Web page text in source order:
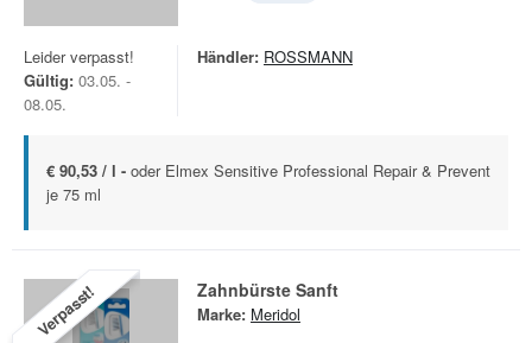
Leider verpasst!
Gültig: 03.05. -
08.05.
Händler: ROSSMANN
€ 90,53 / l - oder Elmex Sensitive Professional Repair & Prevent
je 75 ml
Verpasst! Zahnbürste Sanft
Marke: Meridol